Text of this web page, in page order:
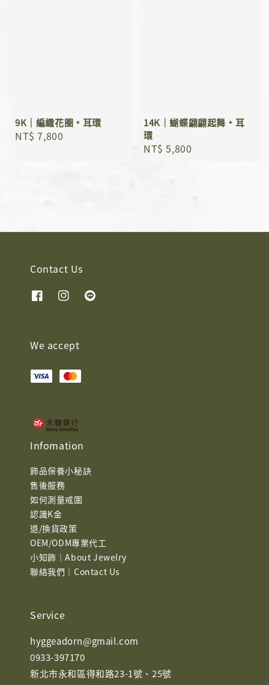
9K｜編織花圈﹡耳環
Regular
NT$ 7,800
14K｜蝴蝶翩翩起舞﹡耳
環
Regular
NT$ 5,800
Contact Us
We accept
Infomation
飾品保養小秘訣
售後服務
如何測量戒圍
認識K金
退/換貨政策
OEM/ODM專業代工
小知飾｜About Jewelry
聯絡我們｜Contact Us
Service
hyggeadorn@gmail.com
0933-397170
新北市永和區得和路23-1號、25號